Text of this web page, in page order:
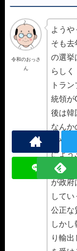
令和のおっさ
ん
ようや
そも去
の選挙
らしく
トラ
統領が
後は韓
なんか
そや
によう
負け
が政府
して
公正な
しか
り輸